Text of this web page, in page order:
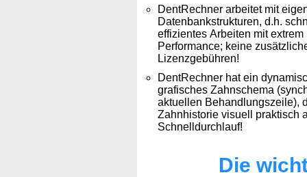
DentRechner arbeitet mit
Datenbankstrukturen, d.h.
effizientes Arbeiten mit extrem
Performance; keine
Lizenzgebühren!
DentRechner hat ein
grafisches Zahnschema
aktuellen Behandlungszeile),
Zahnhistorie visuell praktisch
Schnelldurchlauf!
Die